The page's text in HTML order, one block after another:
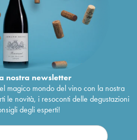
nostra newsletter
magico mondo del vino con la nostra
le novità, i resoconti delle degustazioni
degli esperti!